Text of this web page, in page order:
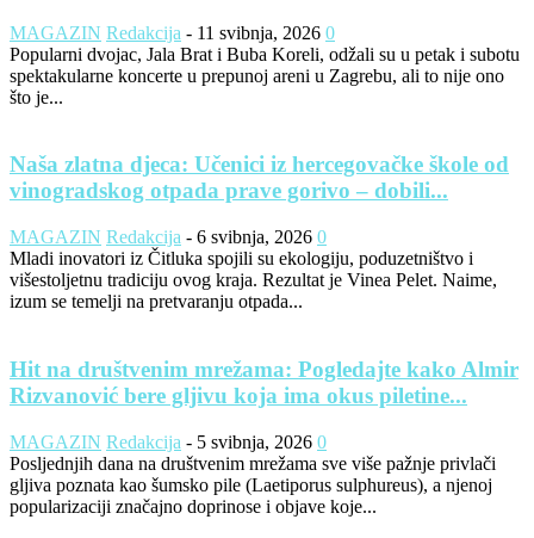
MAGAZIN Redakcija - 11 svibnja, 2026 0
Popularni dvojac, Jala Brat i Buba Koreli, odžali su u petak i subotu
spektakularne koncerte u prepunoj areni u Zagrebu, ali to nije ono
što je...
Naša zlatna djeca: Učenici iz hercegovačke škole od
vinogradskog otpada prave gorivo – dobili...
MAGAZIN Redakcija - 6 svibnja, 2026 0
Mladi inovatori iz Čitluka spojili su ekologiju, poduzetništvo i
višestoljetnu tradiciju ovog kraja. Rezultat je Vinea Pelet. Naime,
izum se temelji na pretvaranju otpada...
Hit na društvenim mrežama: Pogledajte kako Almir
Rizvanović bere gljivu koja ima okus piletine...
MAGAZIN Redakcija - 5 svibnja, 2026 0
Posljednjih dana na društvenim mrežama sve više pažnje privlači
gljiva poznata kao šumsko pile (Laetiporus sulphureus), a njenoj
popularizaciji značajno doprinose i objave koje...